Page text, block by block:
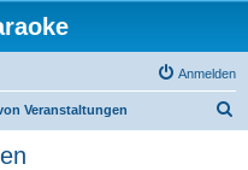
Anmelden
Veranstaltungen